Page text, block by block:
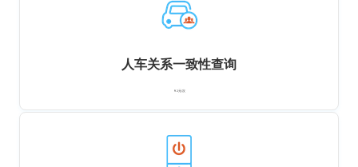
人车关系一致性查询
￥2元/次